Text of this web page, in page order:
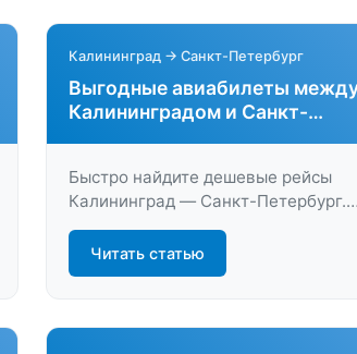
Калининград → Санкт-Петербург
Выгодные авиабилеты
Калининградом и Санкт-
Быстро найдите дешевые рейсы
Калининград — Санкт-Петербург.
расписания, выгодные
на авиабилеты для комфортного
Читать статью